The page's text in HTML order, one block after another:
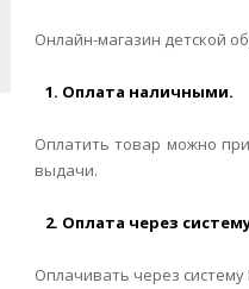
Онлайн-магазин детской
1. Оплата наличными.
Оплатить товар можно
выдачи.
2. Оплата через
Оплачивать через